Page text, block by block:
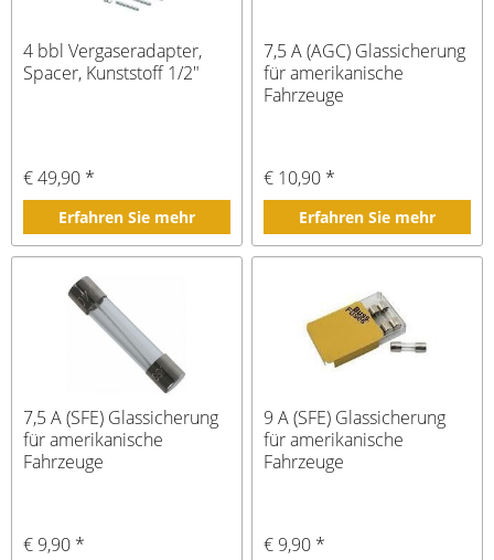
4 bbl Vergaseradapter,
Spacer, Kunststoff 1/2"
€ 49,90 *
Erfahren Sie mehr
7,5 A (AGC) Glassicherung
für amerikanische
Fahrzeuge
€ 10,90 *
Erfahren Sie mehr
7,5 A (SFE) Glassicherung
für amerikanische
Fahrzeuge
€ 9,90 *
9 A (SFE) Glassicherung
für amerikanische
Fahrzeuge
€ 9,90 *